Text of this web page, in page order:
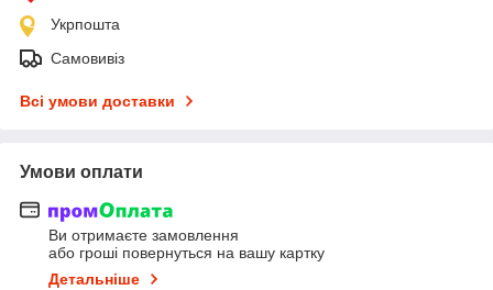
Укрпошта
Самовивіз
Всі умови доставки
Умови оплати
Ви отримаєте замовлення
або гроші повернуться на вашу картку
Детальніше